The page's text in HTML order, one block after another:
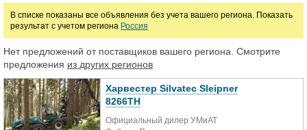
Марка
В списке показаны все объявления без учета вашего региона. Показать
результат с учетом региона Россия
Нет предложений от поставщиков вашего региона. Смотрите
предложения из других регионов
Харвестер Silvatec Sleipner
8266TH
Официальный дилер УМиАТ